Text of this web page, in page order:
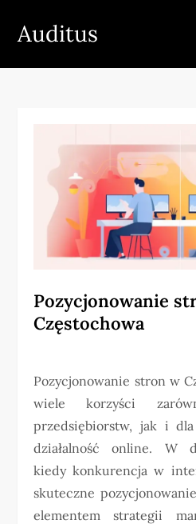
Auditus
Pozycjonowanie
Częstochowa
Pozycjonowanie stron w
wiele korzyści
przedsiębiorstw, jak i
działalność online. W
kiedy konkurencja w
skuteczne
elementem strategii